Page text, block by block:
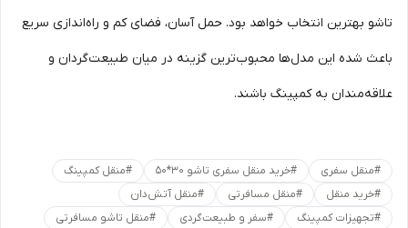
تاشو بهترین انتخاب خواهد بود. حمل آسان، فضای کم و راه‌اندازی سریع
باعث شده این مدل‌ها محبوب‌ترین گزینه در میان طبیعت‌گردان و
علاقه‌مندان به کمپینگ باشند.
#منقل سفری #خرید منقل سفری تاشو 30*50 #منقل کمپینگ
#خرید منقل #منقل مسافرتی #منقل آتش‌دان
#تجهیزات کمپینگ #سفر و طبیعت‌گردی #منقل تاشو مسافرتی